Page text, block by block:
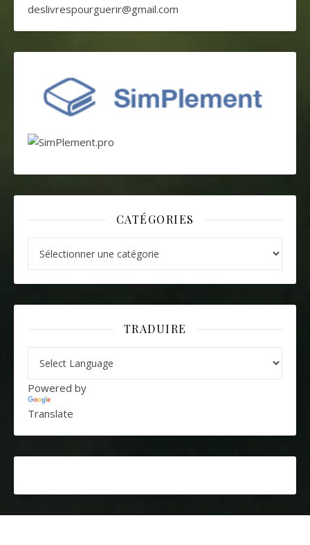
deslivrespourguerir@gmail.com
CATÉGORIES
TRADUIRE
Powered by
Translate